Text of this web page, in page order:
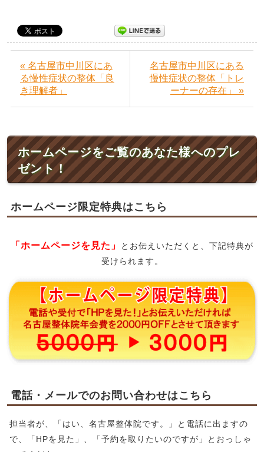
« 名古屋市中川区にあ
る慢性症状の整体「良
き理解者」
名古屋市中川区にある
慢性症状の整体「トレ
ーナーの存在」 »
ホームページをご覧のあなた様へのプレ
ゼント！
ホームページ限定特典はこちら
「ホームページを見た」
とお伝えいただくと、下記特典が
受けられます。
電話・メールでのお問い合わせはこちら
担当者が、「はい、名古屋整体院です。」と電話に出ますの
で、「HPを見た」、「予約を取りたいのですが」とおっしゃ